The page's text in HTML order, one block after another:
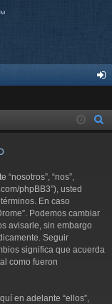
nti
“nos”,
phpBB3”), usted
En caso
Podemos cambiar
avisarle, sin embargo
Seguir
significa que acuerda
como fueron
en adelante “ellos”,